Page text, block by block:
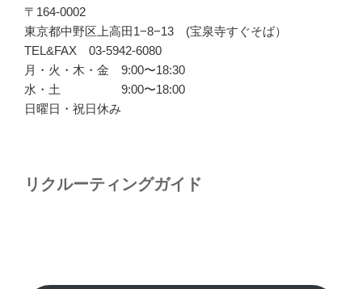
〒164-0002
東京都中野区上高田1−8−13 (宝泉寺すぐそば）
TEL&FAX 03-5942-6080
月・火・木・金 9:00〜18:30
水・土 9:00〜18:00
日曜日・祝日休み
リクルーティングガイド